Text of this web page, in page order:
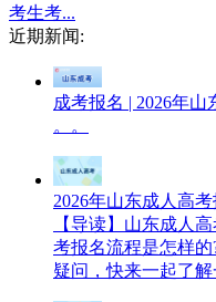
考生考...
近期新闻:
成考报名 | 2026年
。。
2026年山东成人高
【导读】山东成人
考报名流程是怎样
疑问，快来一起了